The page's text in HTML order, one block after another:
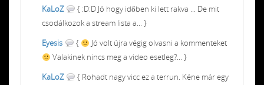
KaLoZ
{ :D:D Jó hogy időben ki lett rakva ... De mit
csodálkozok a stream lista a... }
Eyesis
{
Jó volt újra végig olvasni a kommenteket
Valakinek nincs meg a video esetleg?... }
KaLoZ
{ Rohadt nagy vicc ez a terrun. Kéne már egy